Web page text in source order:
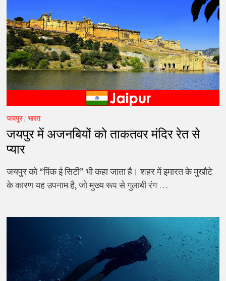
जयपुर/ भारत
जयपुर में अजनबियों को ताकतवर मंदिर रेत से
प्यार
जयपुर को “पिंक ई सिटी” भी कहा जाता है। शहर में इमारत के मुखौटे
के कारण यह उपनाम है, जो मुख्य रूप से गुलाबी रंग …